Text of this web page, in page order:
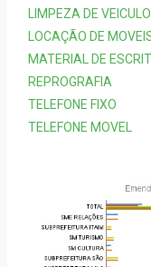
LIMPEZA DE
LOCAÇÃO DE
MATERIAL DE
REPROGRAFIA
TELEFONE FIXO
TELEFONE MOVEL